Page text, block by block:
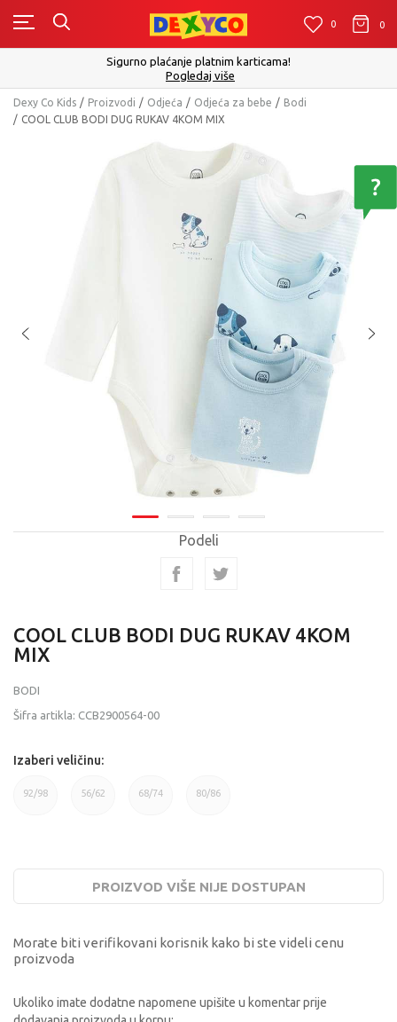
0 0
Click&Collect - Platite karticom Online i
Dexy Co Kids Proizvodi Odjeća Odjeća za bebe
Bodi
COOL CLUB BODI DUG RUKAV 4KOM MIX
Podeli
COOL CLUB BODI DUG RUKAV 4KOM
MIX
BODI
Šifra artikla: CCB2900564-00
Izaberi veličinu:
92/98 56/62 68/74 80/86
PROIZVOD VIŠE NIJE DOSTUPAN
Morate biti verifikovani korisnik kako bi ste videli cenu
proizvoda
Ukoliko imate dodatne napomene upišite u komentar prije